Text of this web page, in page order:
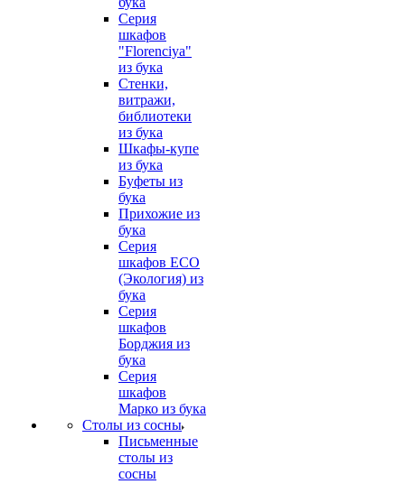
Серия
шкафов
"Florenciya"
из бука
Стенки,
витражи,
библиотеки
из бука
Шкафы-купе
из бука
Буфеты из
бука
Прихожие из
бука
Серия
шкафов ECO
(Экология) из
бука
Серия
шкафов
Борджия из
бука
Серия
шкафов
Марко из бука
Столы из сосны
Письменные
столы из
сосны